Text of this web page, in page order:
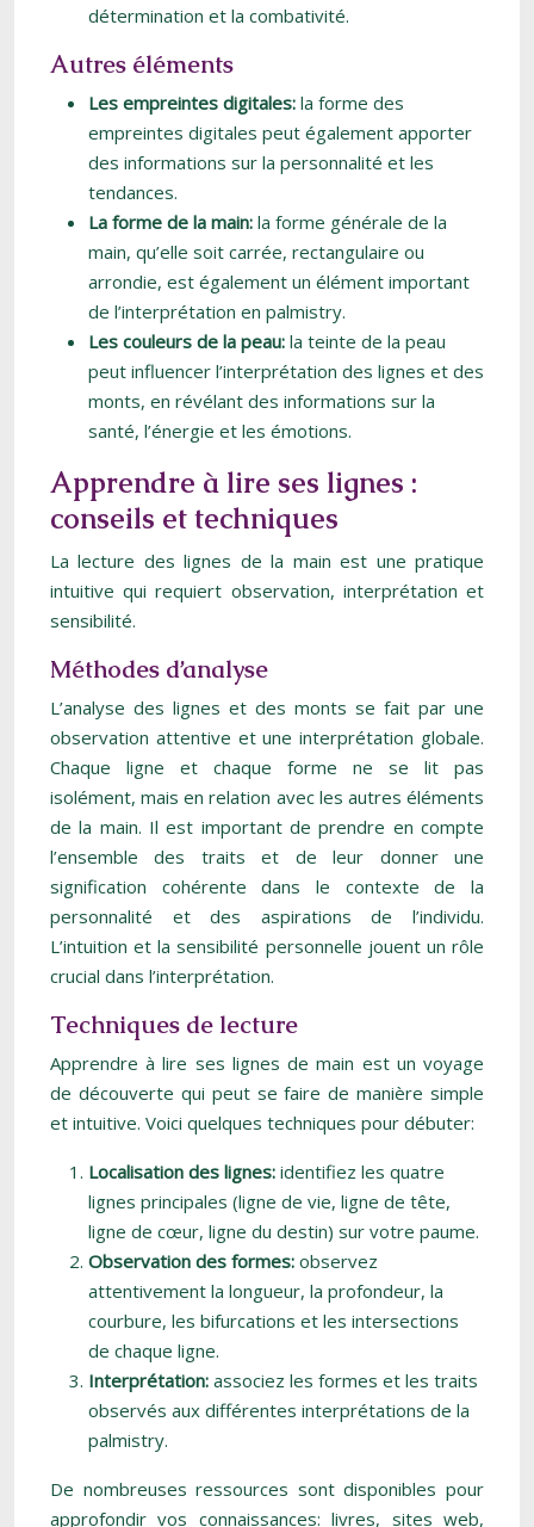
détermination et la combativité.
Autres éléments
Les empreintes digitales: la forme des
empreintes digitales peut également apporter
des informations sur la personnalité et les
tendances.
La forme de la main: la forme générale de la
main, qu’elle soit carrée, rectangulaire ou
arrondie, est également un élément important
de l’interprétation en palmistry.
Les couleurs de la peau: la teinte de la peau
peut influencer l’interprétation des lignes et des
monts, en révélant des informations sur la
santé, l’énergie et les émotions.
Apprendre à lire ses lignes :
conseils et techniques
La lecture des lignes de la main est une pratique
intuitive qui requiert observation, interprétation et
sensibilité.
Méthodes d’analyse
L’analyse des lignes et des monts se fait par une
observation attentive et une interprétation globale.
Chaque ligne et chaque forme ne se lit pas
isolément, mais en relation avec les autres éléments
de la main. Il est important de prendre en compte
l’ensemble des traits et de leur donner une
signification cohérente dans le contexte de la
personnalité et des aspirations de l’individu.
L’intuition et la sensibilité personnelle jouent un rôle
crucial dans l’interprétation.
Techniques de lecture
Apprendre à lire ses lignes de main est un voyage
de découverte qui peut se faire de manière simple
et intuitive. Voici quelques techniques pour débuter:
Localisation des lignes: identifiez les quatre
lignes principales (ligne de vie, ligne de tête,
ligne de cœur, ligne du destin) sur votre paume.
Observation des formes: observez
attentivement la longueur, la profondeur, la
courbure, les bifurcations et les intersections
de chaque ligne.
Interprétation: associez les formes et les traits
observés aux différentes interprétations de la
palmistry.
De nombreuses ressources sont disponibles pour
approfondir vos connaissances: livres, sites web,